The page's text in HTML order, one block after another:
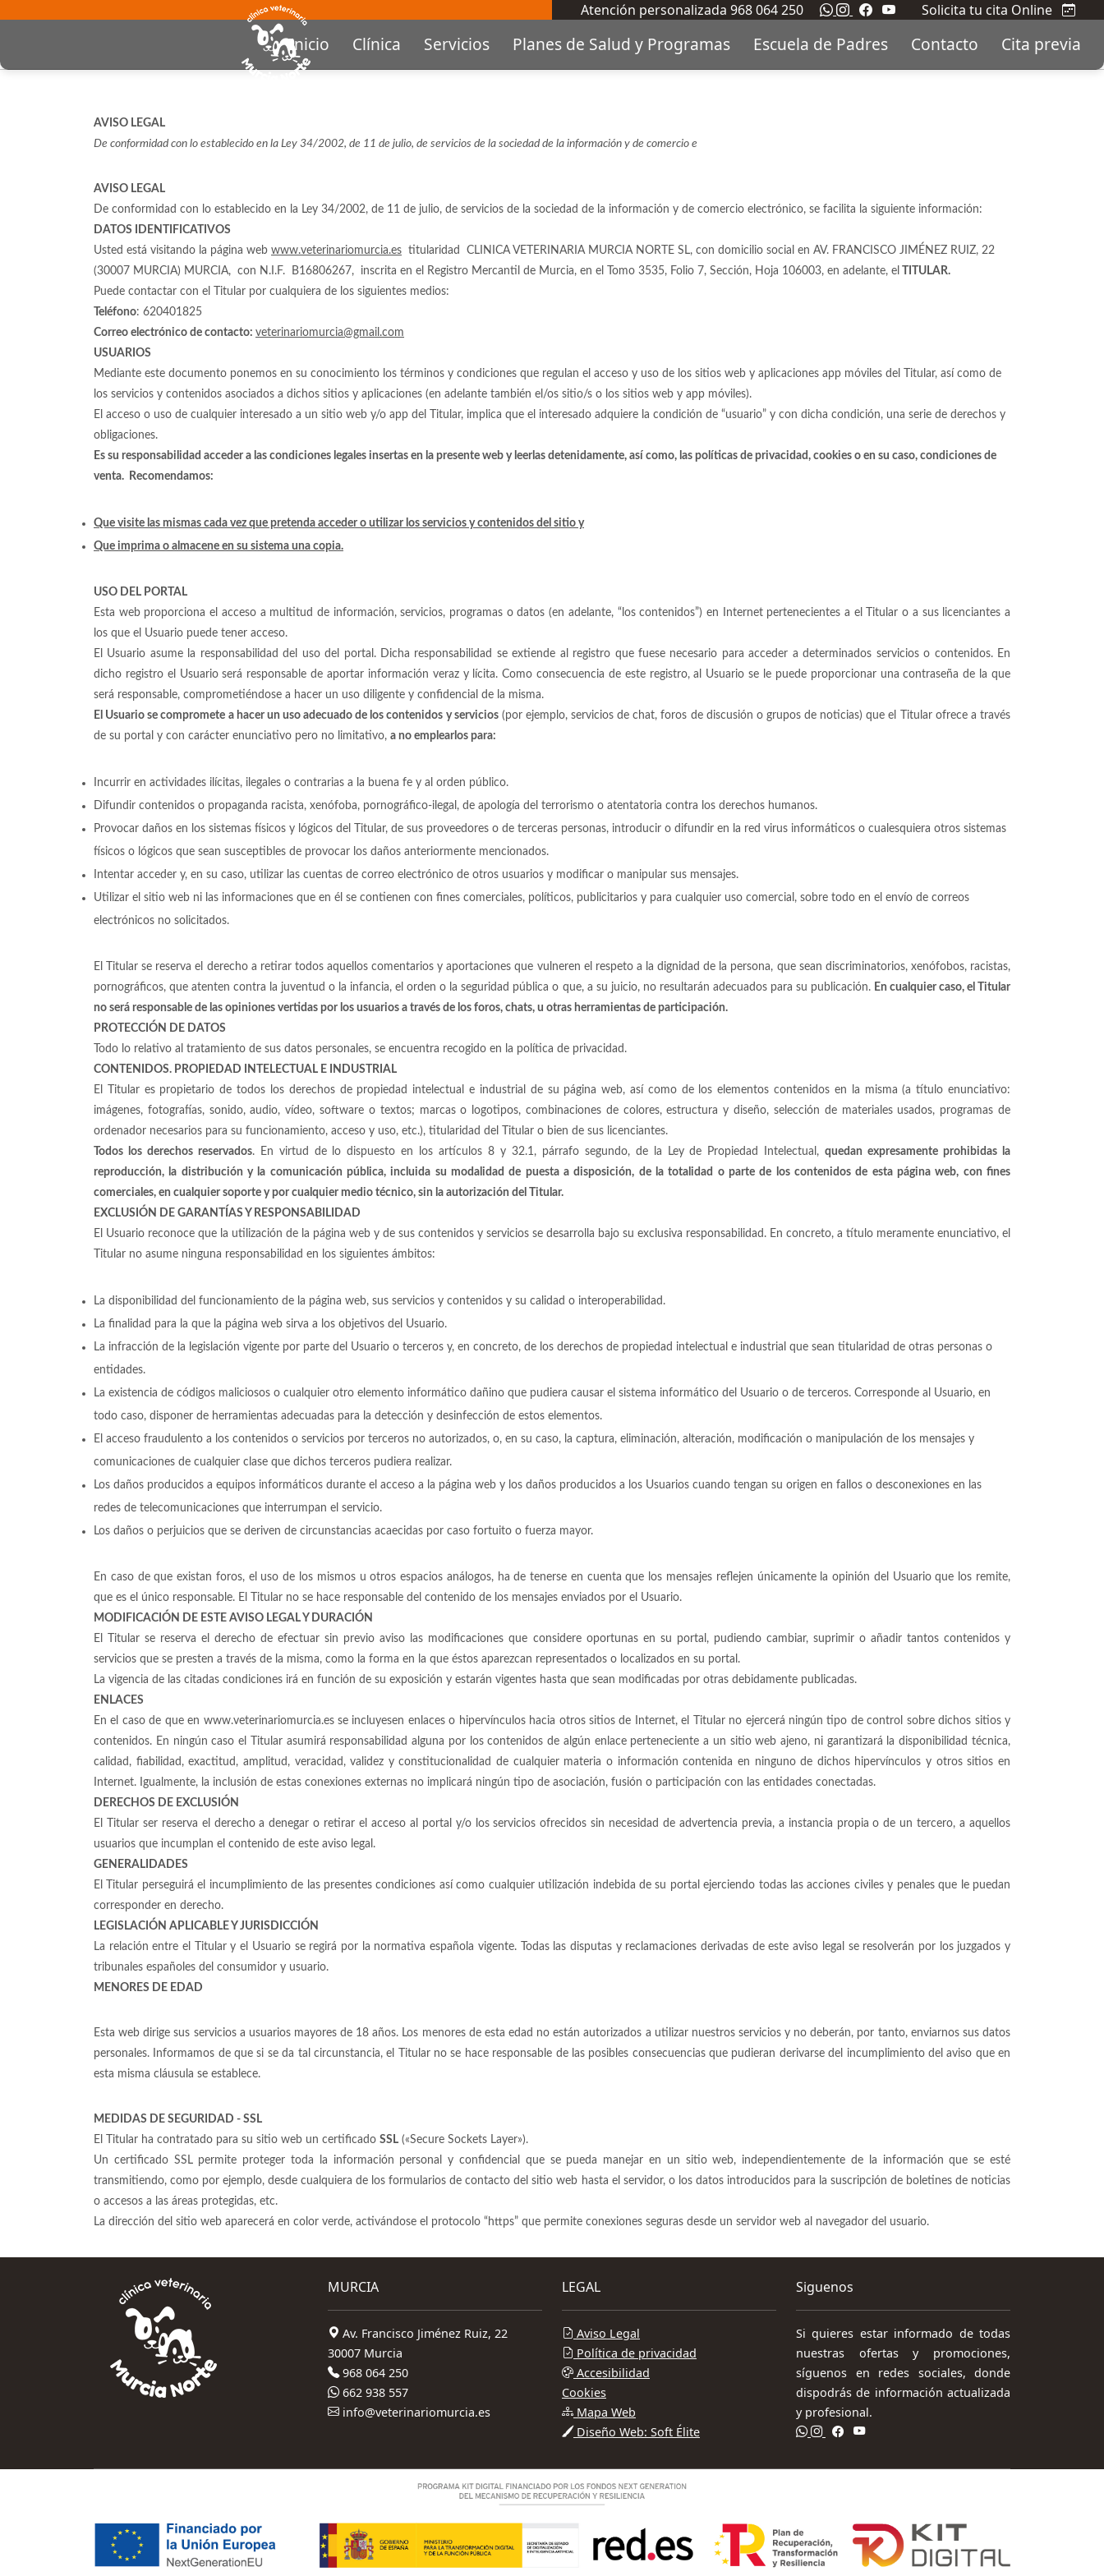
Atención personalizada 968 064 250 Solicita tu cita Online
Inicio Clínica Servicios Planes de Salud y Programas Escuela de Padres Contacto Cita previa
AVISO LEGAL
De conformidad con lo establecido en la Ley 34/2002, de 11 de julio, de servicios de la sociedad de la información y de comercio e
AVISO LEGAL
De conformidad con lo establecido en la Ley 34/2002, de 11 de julio, de servicios de la sociedad de la información y de comercio electrónico, se facilita la siguiente información:
DATOS IDENTIFICATIVOS
Usted está visitando la página web www.veterinariomurcia.es titularidad CLINICA VETERINARIA MURCIA NORTE SL, con domicilio social en AV. FRANCISCO JIMÉNEZ RUIZ, 22
(30007 MURCIA) MURCIA, con N.I.F. B16806267, inscrita en el Registro Mercantil de Murcia, en el Tomo 3535, Folio 7, Sección, Hoja 106003, en adelante, el TITULAR.
Puede contactar con el Titular por cualquiera de los siguientes medios:
Teléfono: 620401825
Correo electrónico de contacto: veterinariomurcia@gmail.com
USUARIOS
Mediante este documento ponemos en su conocimiento los términos y condiciones que regulan el acceso y uso de los sitios web y aplicaciones app móviles del Titular, así como de
los servicios y contenidos asociados a dichos sitios y aplicaciones (en adelante también el/os sitio/s o los sitios web y app móviles).
El acceso o uso de cualquier interesado a un sitio web y/o app del Titular, implica que el interesado adquiere la condición de “usuario” y con dicha condición, una serie de derechos y
obligaciones.
Es su responsabilidad acceder a las condiciones legales insertas en la presente web y leerlas detenidamente, así como, las políticas de privacidad, cookies o en su caso, condiciones de
venta. Recomendamos:
Que visite las mismas cada vez que pretenda acceder o utilizar los servicios y contenidos del sitio y
Que imprima o almacene en su sistema una copia.
USO DEL PORTAL
Esta web proporciona el acceso a multitud de información, servicios, programas o datos (en adelante, “los contenidos”) en Internet pertenecientes a el Titular o a sus licenciantes a
los que el Usuario puede tener acceso.
El Usuario asume la responsabilidad del uso del portal. Dicha responsabilidad se extiende al registro que fuese necesario para acceder a determinados servicios o contenidos. En
dicho registro el Usuario será responsable de aportar información veraz y lícita. Como consecuencia de este registro, al Usuario se le puede proporcionar una contraseña de la que
será responsable, comprometiéndose a hacer un uso diligente y confidencial de la misma.
El Usuario se compromete a hacer un uso adecuado de los contenidos y servicios(por ejemplo, servicios de chat, foros de discusión o grupos de noticias) que el Titular ofrece a través
de su portal y con carácter enunciativo pero no limitativo, a no emplearlos para:
Incurrir en actividades ilícitas, ilegales o contrarias a la buena fe y al orden público.
Difundir contenidos o propaganda racista, xenófoba, pornográfico-ilegal, de apología del terrorismo o atentatoria contra los derechos humanos.
Provocar daños en los sistemas físicos y lógicos del Titular, de sus proveedores o de terceras personas, introducir o difundir en la red virus informáticos o cualesquiera otros sistemas
físicos o lógicos que sean susceptibles de provocar los daños anteriormente mencionados.
Intentar acceder y, en su caso, utilizar las cuentas de correo electrónico de otros usuarios y modificar o manipular sus mensajes.
Utilizar el sitio web ni las informaciones que en él se contienen con fines comerciales, políticos, publicitarios y para cualquier uso comercial, sobre todo en el envío de correos
electrónicos no solicitados.
El Titular se reserva el derecho a retirar todos aquellos comentarios y aportaciones que vulneren el respeto a la dignidad de la persona, que sean discriminatorios, xenófobos, racistas,
pornográficos, que atenten contra la juventud o la infancia, el orden o la seguridad pública o que, a su juicio, no resultarán adecuados para su publicación. En cualquier caso, el Titular
no será responsable de las opiniones vertidas por los usuarios a través de los foros, chats, u otras herramientas de participación.
PROTECCIÓN DE DATOS
Todo lo relativo al tratamiento de sus datos personales, se encuentra recogido en la política de privacidad.
CONTENIDOS. PROPIEDAD INTELECTUAL E INDUSTRIAL
El Titular es propietario de todos los derechos de propiedad intelectual e industrial de su página web, así como de los elementos contenidos en la misma (a título enunciativo:
imágenes, fotografías, sonido, audio, vídeo, software o textos; marcas o logotipos, combinaciones de colores, estructura y diseño, selección de materiales usados, programas de
ordenador necesarios para su funcionamiento, acceso y uso, etc.), titularidad del Titular o bien de sus licenciantes.
Todos los derechos reservados. En virtud de lo dispuesto en los artículos 8 y 32.1, párrafo segundo, de la Ley de Propiedad Intelectual,quedan expresamente prohibidas la
reproducción, la distribución y la comunicación pública, incluida su modalidad de puesta a disposición, de la totalidad o parte de los contenidos de esta página web, con fines
comerciales, en cualquier soporte y por cualquier medio técnico, sin la autorización del Titular.
EXCLUSIÓN DE GARANTÍAS Y RESPONSABILIDAD
El Usuario reconoce que la utilización de la página web y de sus contenidos y servicios se desarrolla bajo su exclusiva responsabilidad. En concreto, a título meramente enunciativo, el
Titular no asume ninguna responsabilidad en los siguientes ámbitos:
La disponibilidad del funcionamiento de la página web, sus servicios y contenidos y su calidad o interoperabilidad.
La finalidad para la que la página web sirva a los objetivos del Usuario.
La infracción de la legislación vigente por parte del Usuario o terceros y, en concreto, de los derechos de propiedad intelectual e industrial que sean titularidad de otras personas o
entidades.
La existencia de códigos maliciosos o cualquier otro elemento informático dañino que pudiera causar el sistema informático del Usuario o de terceros. Corresponde al Usuario, en
todo caso, disponer de herramientas adecuadas para la detección y desinfección de estos elementos.
El acceso fraudulento a los contenidos o servicios por terceros no autorizados, o, en su caso, la captura, eliminación, alteración, modificación o manipulación de los mensajes y
comunicaciones de cualquier clase que dichos terceros pudiera realizar.
Los daños producidos a equipos informáticos durante el acceso a la página web y los daños producidos a los Usuarios cuando tengan su origen en fallos o desconexiones en las
redes de telecomunicaciones que interrumpan el servicio.
Los daños o perjuicios que se deriven de circunstancias acaecidas por caso fortuito o fuerza mayor.
En caso de que existan foros, el uso de los mismos u otros espacios análogos, ha de tenerse en cuenta que los mensajes reflejen únicamente la opinión del Usuario que los remite,
que es el único responsable. El Titular no se hace responsable del contenido de los mensajes enviados por el Usuario.
MODIFICACIÓN DE ESTE AVISO LEGAL Y DURACIÓN
El Titular se reserva el derecho de efectuar sin previo aviso las modificaciones que considere oportunas en su portal, pudiendo cambiar, suprimir o añadir tantos contenidos y
servicios que se presten a través de la misma, como la forma en la que éstos aparezcan representados o localizados en su portal.
La vigencia de las citadas condiciones irá en función de su exposición y estarán vigentes hasta que sean modificadas por otras debidamente publicadas.
ENLACES
En el caso de que en www.veterinariomurcia.es se incluyesen enlaces o hipervínculos hacia otros sitios de Internet, el Titular no ejercerá ningún tipo de control sobre dichos sitios y
contenidos. En ningún caso el Titular asumirá responsabilidad alguna por los contenidos de algún enlace perteneciente a un sitio web ajeno, ni garantizará la disponibilidad técnica,
calidad, fiabilidad, exactitud, amplitud, veracidad, validez y constitucionalidad de cualquier materia o información contenida en ninguno de dichos hipervínculos y otros sitios en
Internet. Igualmente, la inclusión de estas conexiones externas no implicará ningún tipo de asociación, fusión o participación con las entidades conectadas.
DERECHOS DE EXCLUSIÓN
El Titular ser reserva el derecho a denegar o retirar el acceso al portal y/o los servicios ofrecidos sin necesidad de advertencia previa, a instancia propia o de un tercero, a aquellos
usuarios que incumplan el contenido de este aviso legal.
GENERALIDADES
El Titular perseguirá el incumplimiento de las presentes condiciones así como cualquier utilización indebida de su portal ejerciendo todas las acciones civiles y penales que le puedan
corresponder en derecho.
LEGISLACIÓN APLICABLE Y JURISDICCIÓN
La relación entre el Titular y el Usuario se regirá por la normativa española vigente. Todas las disputas y reclamaciones derivadas de este aviso legal se resolverán por los juzgados y
tribunales españoles del consumidor y usuario.
MENORES DE EDAD
Esta web dirige sus servicios a usuarios mayores de 18 años. Los menores de esta edad no están autorizados a utilizar nuestros servicios y no deberán, por tanto, enviarnos sus datos
personales. Informamos de que si se da tal circunstancia, el Titular no se hace responsable de las posibles consecuencias que pudieran derivarse del incumplimiento del aviso que en
esta misma cláusula se establece.
MEDIDAS DE SEGURIDAD - SSL
El Titular ha contratado para su sitio web un certificado SSL («Secure Sockets Layer»).
Un certificado SSL permite proteger toda la información personal y confidencial que se pueda manejar en un sitio web, independientemente de la información que se esté
transmitiendo, como por ejemplo, desde cualquiera de los formularios de contacto del sitio web hasta el servidor, o los datos introducidos para la suscripción de boletines de noticias
o accesos a las áreas protegidas, etc.
La dirección del sitio web aparecerá en color verde, activándose el protocolo “https” que permite conexiones seguras desde un servidor web al navegador del usuario.
MURCIA
Av. Francisco Jiménez Ruiz, 22
30007 Murcia
968 064 250
662 938 557
info@veterinariomurcia.es
LEGAL
Aviso Legal
Política de privacidad
Accesibilidad
Cookies
Mapa Web
Diseño Web: Soft Élite
Siguenos
Si quieres estar informado de todas
nuestras ofertas y promociones,
síguenos en redes sociales, donde
dispodrás de información actualizada
y profesional.